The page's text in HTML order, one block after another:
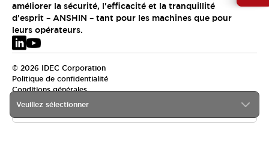
Veuillez sélectionner
améliorer la sécurité, l'efficacité et la tranquillité
d'esprit – ANSHIN – tant pour les machines que pour
leurs opérateurs.
© 2026 IDEC Corporation
Politique de confidentialité
Conditions générales
EMEA